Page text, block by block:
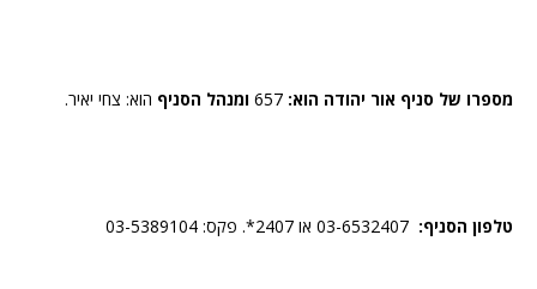
מספרו של סניף אור יהודה הוא: ומנהל הסניף הוא: צחי יאיר.
טלפון הסניף: